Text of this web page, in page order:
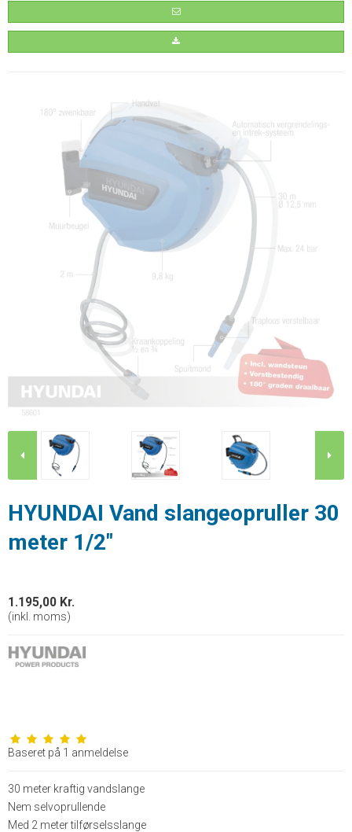
HYUNDAI Vand slangeopruller 30
meter 1/2"
1.195,00 Kr.
(inkl. moms)
Baseret på 1 anmeldelse
30 meter kraftig vandslange
Nem selvoprullende
Med 2 meter tilførselsslange